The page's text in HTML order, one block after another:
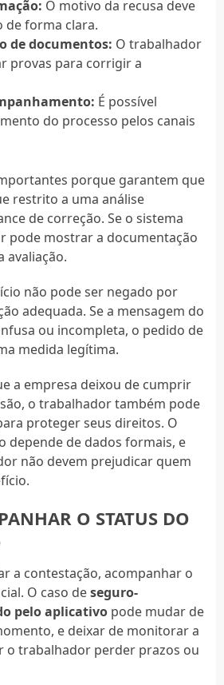
O motivo da recusa deve
de forma clara.
de documentos: O trabalhador
provas para corrigir a
É possível
do processo pelos canais
porque garantem que
restrito a uma análise
de correção. Se o sistema
pode mostrar a documentação
avaliação.
não pode ser negado por
adequada. Se a mensagem do
ou incompleta, o pedido de
medida legítima.
a empresa deixou de cumprir
o trabalhador também pode
proteger seus direitos. O
depende de dados formais, e
não devem prejudicar quem
O STATUS DO
a contestação, acompanhar o
O caso deseguro-
pelo aplicativopode mudar de
e deixar de monitorar a
o trabalhador perder prazos ou